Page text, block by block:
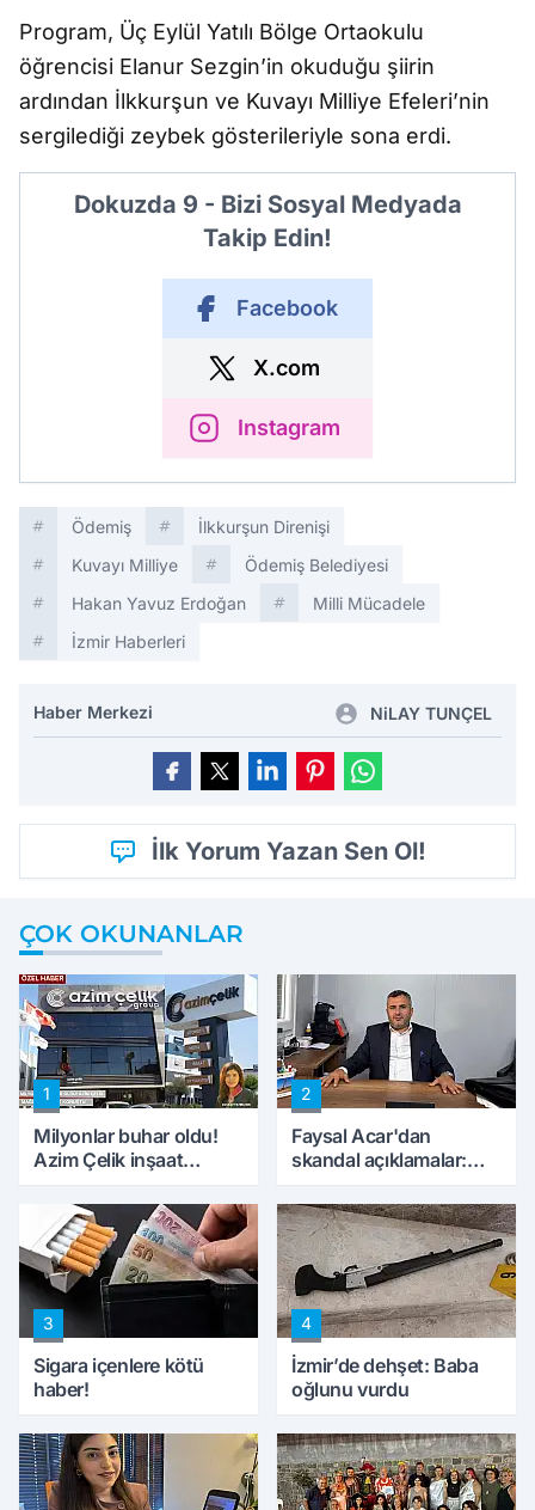
Program, Üç Eylül Yatılı Bölge Ortaokulu
öğrencisi Elanur Sezgin’in okuduğu şiirin
ardından İlkkurşun ve Kuvayı Milliye Efeleri’nin
sergilediği zeybek gösterileriyle sona erdi.
Dokuzda 9 - Bizi Sosyal Medyada
Takip Edin!
Facebook
X.com
Instagram
Ödemiş
İlkkurşun Direnişi
Kuvayı Milliye
Ödemiş Belediyesi
Hakan Yavuz Erdoğan
Milli Mücadele
İzmir Haberleri
Haber Merkezi NiLAY TUNÇEL
İlk Yorum Yazan Sen Ol!
ÇOK OKUNANLAR
1
Milyonlar buhar oldu!
Azim Çelik inşaat
konuştu
2
Faysal Acar'dan
skandal açıklamalar:
peynircilerimizi de
kıskaca aldı, müdahale
ettik'
3
Sigara içenlere kötü
haber!
4
İzmir’de dehşet: Baba
oğlunu vurdu